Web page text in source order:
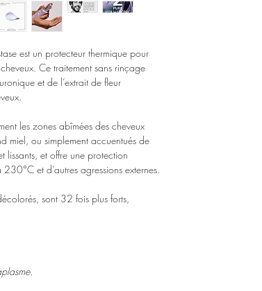
est un protecteur thermique pour
Ce traitement sans rinçage
et de l’extrait de fleur
les zones abîmées des cheveux
miel, ou simplement accuentués de
lissants, et offre une protection
et d’autres agressions externes.
sont 32 fois plus forts,